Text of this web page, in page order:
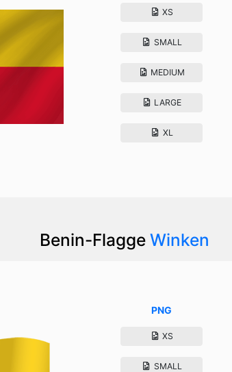
XS
SMALL
MEDIUM
LARGE
XL
Benin-Flagge Winken
PNG
XS
SMALL